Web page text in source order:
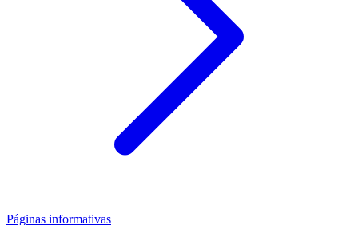
Páginas informativas